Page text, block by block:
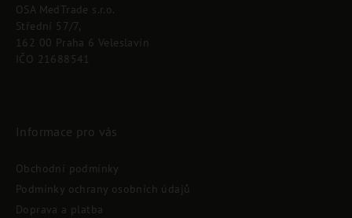
OSA MedTrade s.r.o.
Střední 57/7,
162 00 Praha 6 Veleslavín
IČO 21688541
Informace pro vás
Obchodní podmínky
Podmínky ochrany osobních údajů
Doprava a platba